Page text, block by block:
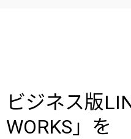
ビジネス版
WORKS」を